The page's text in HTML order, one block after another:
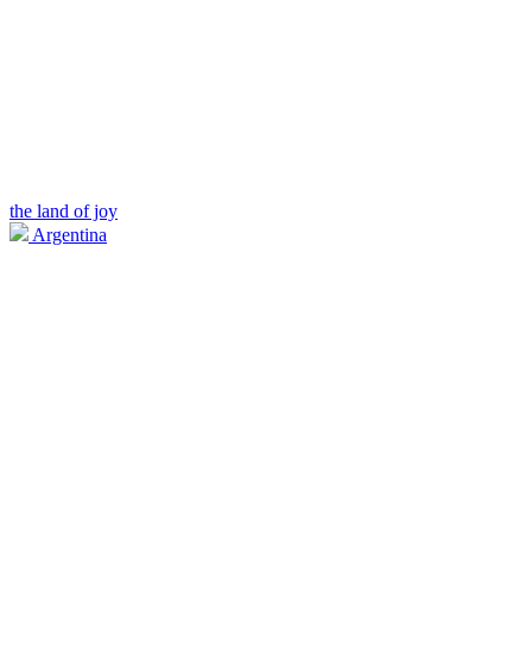
the land of joy
Argentina